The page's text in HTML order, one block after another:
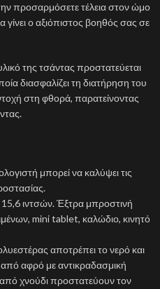
προσαρμόσετε τέλεια στον ώμο
ο αξιόπιστος βοηθός σας σε
της τσάντας προστατεύεται
διασφαλίζει τη διατήρηση του
στη φθορά, παρατείνοντας
μπορεί να καλύψει τις
ιντσών. Έξτρα μπροστινή
mini tablet, καλώδιο, κινητό
αποτρέπει το νερό και
αφρό με αντικραδασμική
χνούδι προστατεύουν τον